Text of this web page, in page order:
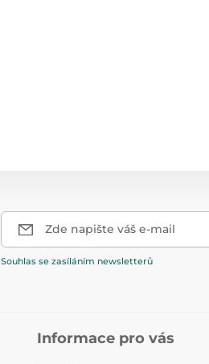
Zde napište váš e-mail
Souhlas se zasíláním newsletterů
Informace pro vás